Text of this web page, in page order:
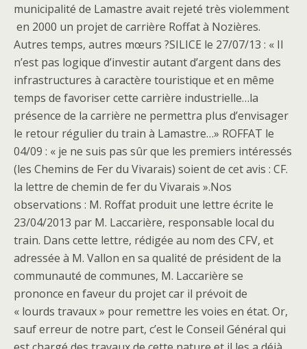
municipalité de Lamastre avait rejeté très violemment
en 2000 un projet de carrière Roffat à Nozières.
Autres temps, autres mœurs ?SILICE le 27/07/13 : « Il
n’est pas logique d’investir autant d’argent dans des
infrastructures à caractère touristique et en même
temps de favoriser cette carrière industrielle…la
présence de la carrière ne permettra plus d’envisager
le retour régulier du train à Lamastre…» ROFFAT le
04/09 : « je ne suis pas sûr que les premiers intéressés
(les Chemins de Fer du Vivarais) soient de cet avis : CF.
la lettre de chemin de fer du Vivarais ».Nos
observations : M. Roffat produit une lettre écrite le
23/04/2013 par M. Laccarière, responsable local du
train. Dans cette lettre, rédigée au nom des CFV, et
adressée à M. Vallon en sa qualité de président de la
communauté de communes, M. Laccarière se
prononce en faveur du projet car il prévoit de
« lourds travaux » pour remettre les voies en état. Or,
sauf erreur de notre part, c’est le Conseil Général qui